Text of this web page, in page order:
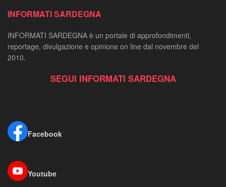
INFORMATI SARDEGNA
INFORMATI SARDEGNA è un portale di approfondimenti,
reportage, divulgazione e opinione on line dal novembre del
2010.
SEGUI INFORMATI SARDEGNA
Facebook
Youtube